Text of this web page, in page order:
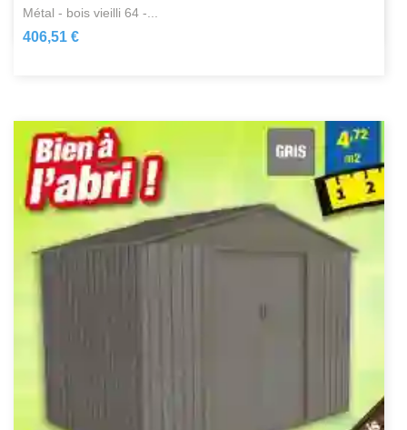
métal - bois vieilli 64 -...
406,51 €